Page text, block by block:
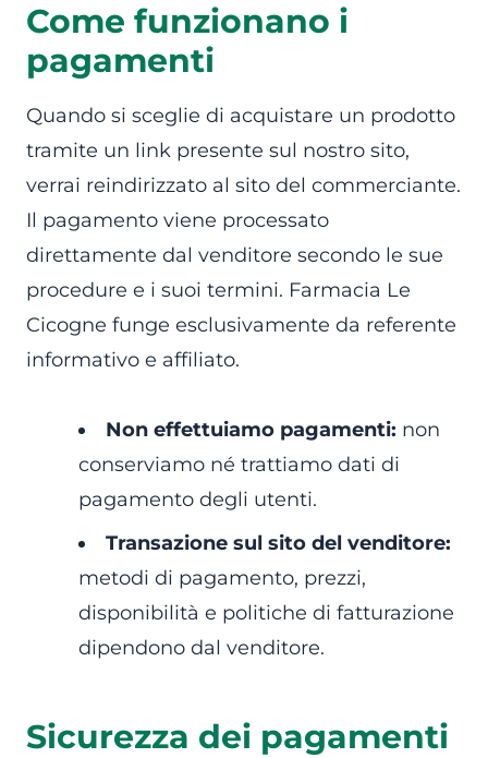
Come funzionano i
pagamenti
Quando si sceglie di acquistare un prodotto
tramite un link presente sul nostro sito,
verrai reindirizzato al sito del commerciante.
Il pagamento viene processato
direttamente dal venditore secondo le sue
procedure e i suoi termini. Farmacia Le
Cicogne funge esclusivamente da referente
informativo e affiliato.
Non effettuiamo pagamenti: non
conserviamo né trattiamo dati di
pagamento degli utenti.
Transazione sul sito del venditore:
metodi di pagamento, prezzi,
disponibilità e politiche di fatturazione
dipendono dal venditore.
Sicurezza dei pagamenti